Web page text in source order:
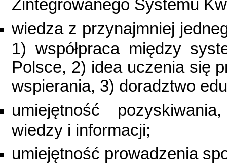
Zintegrowanego Systemu
wiedza z przynajmniej
1) współpraca między
Polsce, 2) idea uczenia się
wspierania, 3) doradztwo
umiejętność
wiedzy i informacji;
umiejętność prowadzenia